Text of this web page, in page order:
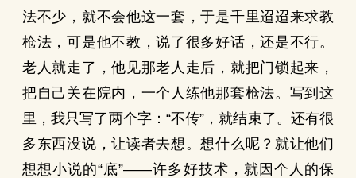
法不少，就不会他这一套，于是千里迢迢来求教
枪法，可是他不教，说了很多好话，还是不行。
老人就走了，他见那老人走后，就把门锁起来，
把自己关在院内，一个人练他那套枪法。写到这
里，我只写了两个字：“不传”，就结束了。还有很
多东西没说，让读者去想。想什么呢？就让他们
想想小说的“底”——许多好技术，就因个人的保